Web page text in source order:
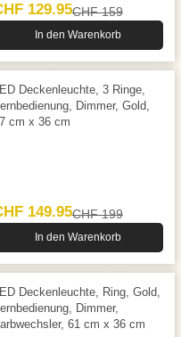
129.95CHF 159
In den Warenkorb
LED Deckenleuchte, 3 Ringe,
Dimmer, Gold,
cm x 36 cm
149.95CHF 199
In den Warenkorb
LED Deckenleuchte, Ring, Gold,
Dimmer,
61 cm x 36 cm